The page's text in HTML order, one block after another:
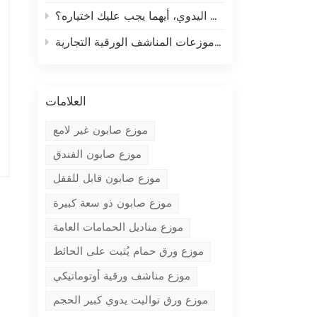
موزع الصابون الاستشعاري التلقائي مقابل موزع الصابون بالضغط اليدوي، أيهما يجب عليك اختياره؟
كيفية تقليل النفايات باستخدام موزعات المناشف الورقية التجارية
العلامات
موزع صابون غير لامع
موزع صابون الفندق
موزع صابون قابل للقفل
موزع صابون ذو سعة كبيرة
موزع مناديل الحمامات العامة
موزع ورق حمام يُثبت على الحائط
موزع مناشف ورقية أوتوماتيكي
موزع ورق تواليت يدوي كبير الحجم